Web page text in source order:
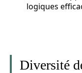
logiques
Diversité